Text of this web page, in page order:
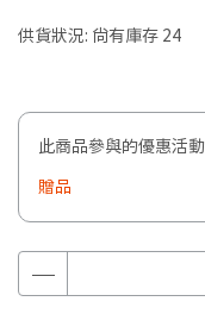
供貨狀況: 尚有庫存 24
此商品參與的優惠活動
贈品